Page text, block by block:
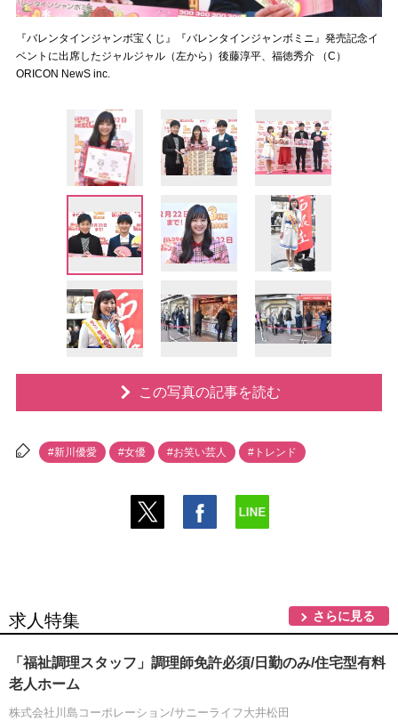
『バレンタインジャンボ宝くじ』『バレンタインジャンボミニ』発売記念イ
ベントに出席したジャルジャル（左から）後藤淳平、福徳秀介 （C）
ORICON NewS inc.
この写真の記事を読む
#新川優愛 #女優 #お笑い芸人 #トレンド
求人特集 さらに見る
「福祉調理スタッフ」調理師免許必須/日勤のみ/住宅型有料
老人ホーム
株式会社川島コーポレーション/サニーライフ大井松田